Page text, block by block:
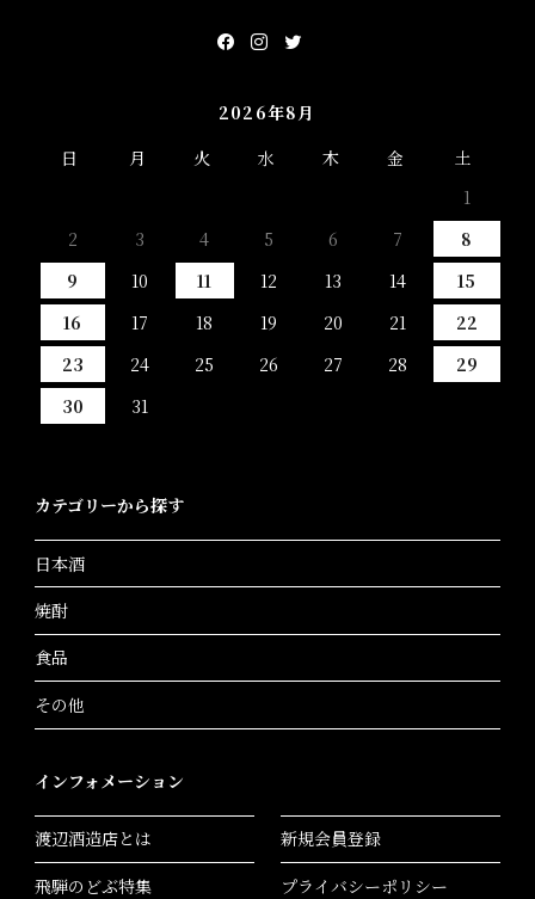
2026年8月
日
月 火 水 木 金
土
1
2
3 4 5 6 7
8
9
10 11 12 13 14
15
16
17 18 19 20 21
22
23
24 25 26 27 28
29
30
31
カテゴリーから探す
日本酒
焼酎
食品
その他
インフォメーション
渡辺酒造店とは
飛騨のどぶ特集
新規会員登録
プライバシーポリシー